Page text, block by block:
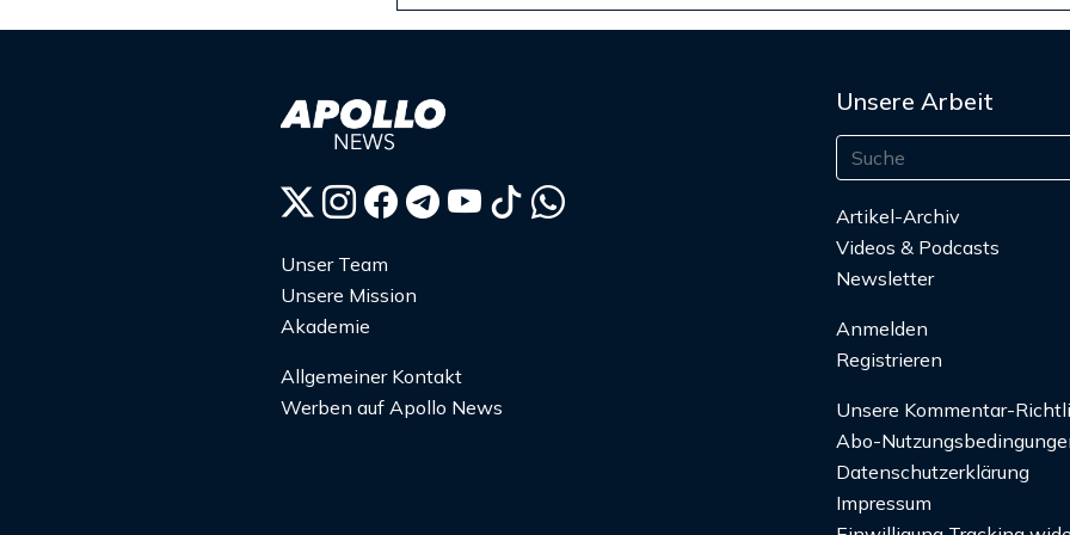
Unser Team
Unsere Mission
Akademie
Allgemeiner Kontakt
Werben auf Apollo News
Unsere Arbeit
Artikel-Archiv
Videos & Podcasts
Newsletter
Anmelden
Registrieren
Unsere Kommentar-
Abo-
Datenschutzerklärung
Impressum